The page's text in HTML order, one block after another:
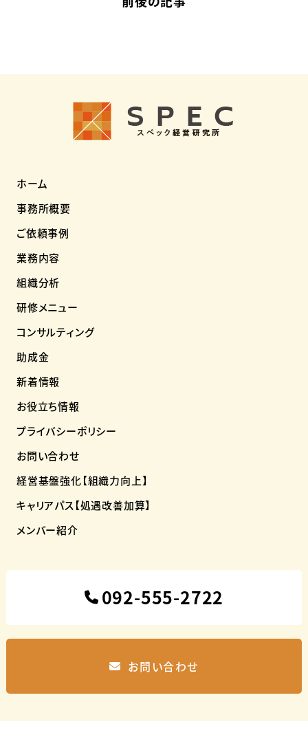
ホーム
事務所概要
ご依頼事例
業務内容
組織分析
研修メニュー
コンサルティング
助成金
新着情報
お役立ち情報
プライバシーポリシー
お問い合わせ
経営基盤強化【組織力向上】
キャリアパス【処遇改善加算】
メンバー紹介
092-555-2722
お問い合わせ